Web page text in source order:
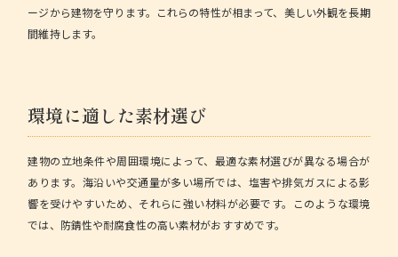
ージから建物を守ります。これらの特性が相まって、美しい外観を長期
間維持します。
環境に適した素材選び
建物の立地条件や周囲環境によって、最適な素材選びが異なる場合が
あります。海沿いや交通量が多い場所では、塩害や排気ガスによる影
響を受けやすいため、それらに強い材料が必要です。このような環境
では、防錆性や耐腐食性の高い素材がおすすめです。